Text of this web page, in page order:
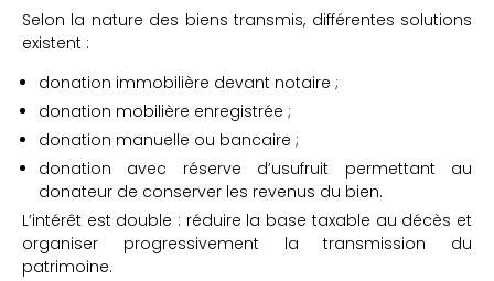
Selon la nature des biens transmis, différentes solutions
existent :
donation immobilière devant notaire ;
donation mobilière enregistrée ;
donation manuelle ou bancaire ;
donation avec réserve d’usufruit permettant au
donateur de conserver les revenus du bien.
L’intérêt est double : réduire la base taxable au décès et
organiser progressivement la transmission du
patrimoine.